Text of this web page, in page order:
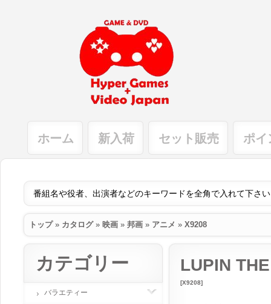
ホーム 新入荷 セット販売 ポイ
トップ» カタログ» 映画 » 邦画 » アニメ » X9208
LUPIN
[X9208]
カテゴリー
バラエティー